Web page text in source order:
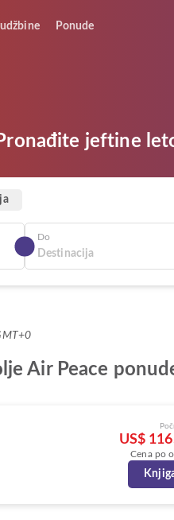
Ponude
jeftine
Do
Air Peace
US$
Cena po